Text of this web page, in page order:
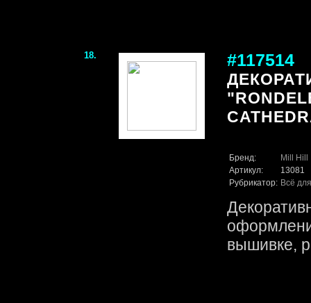
18. #117514
Бренд:
Mill Hill
Артикул:
13081
Рубрикатор: Всё
вышивке,